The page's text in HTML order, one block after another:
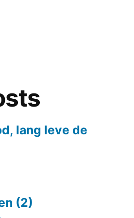
lang leve de
(2)